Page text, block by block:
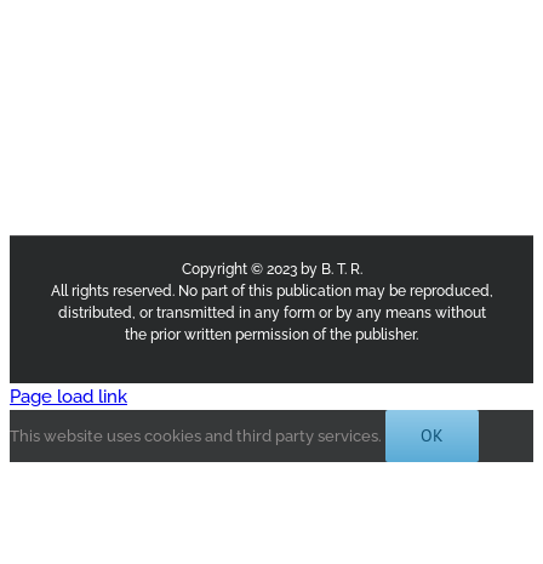
Copyright © 2023 by B. T. R.
All rights reserved. No part of this publication may be reproduced,
distributed, or transmitted in any form or by any means without
the prior written permission of the publisher.
Page load link
This website uses cookies and third party services. OK